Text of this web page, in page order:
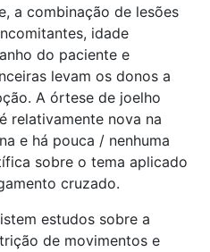
a combinação de lesões
idade
do paciente e
levam os donos a
A órtese de joelho
relativamente nova na
e há pouca / nenhuma
sobre o tema aplicado
cruzado.
estudos sobre a
de movimentos e